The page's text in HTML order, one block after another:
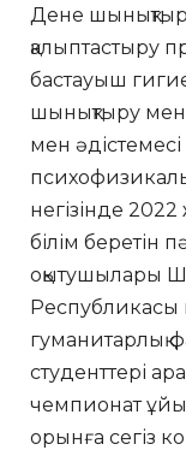
Дене
қалыптастыру
бастауыш
шынықтыру мен
мен
негізінде
білім беретін
оқытушылары
Республикасы
гуманитарлық
студенттері
чемпионат
орынға сегіз